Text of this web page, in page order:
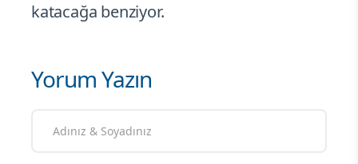
katacağa benziyor.
Yorum Yazın